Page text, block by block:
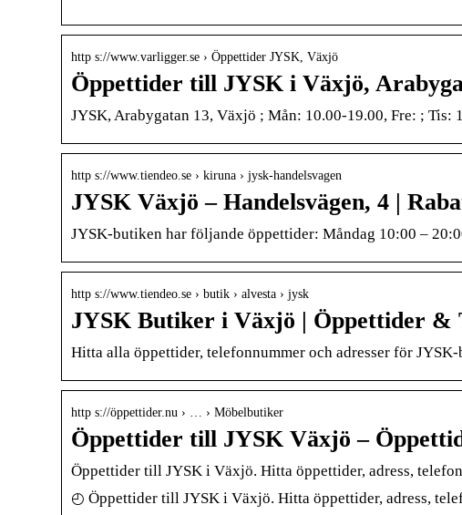
http s://www.varligger.se › Öppettider JYSK, Växjö
Öppettider till JYSK i Växjö,
JYSK, Arabygatan 13, Växjö ; Mån: 10.00-19.00, Fre: ;
http s://www.tiendeo.se › kiruna › jysk-handelsvagen
JYSK Växjö – Handelsvägen, 4 |
JYSK-butiken har följande öppettider: Måndag 10:00 –
http s://www.tiendeo.se › butik › alvesta › jysk
JYSK Butiker i Växjö | Öppettider &
Hitta alla öppettider, telefonnummer och adresser för
http s://öppettider.nu › … › Möbelbutiker
Öppettider till JYSK Växjö –
Öppettider till JYSK i Växjö. Hitta öppettider, adress,
◴ Öppettider till JYSK i Växjö. Hitta öppettider, adress,